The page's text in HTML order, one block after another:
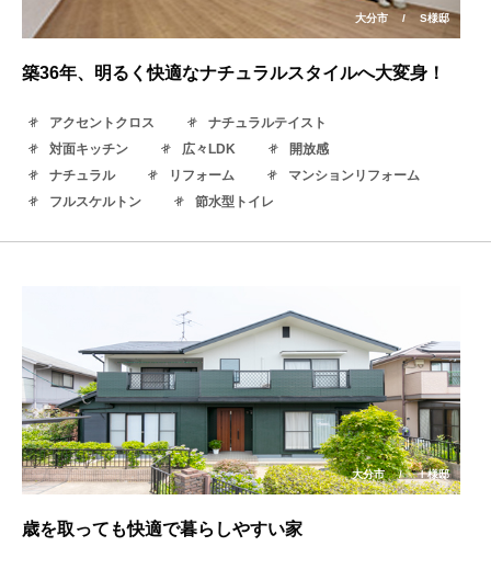
大分市 / S様邸
築36年、明るく快適なナチュラルスタイルへ大変身！
アクセントクロス
ナチュラルテイスト
対面キッチン
広々LDK
開放感
ナチュラル
リフォーム
マンションリフォーム
フルスケルトン
節水型トイレ
大分市 / Ｉ様邸
歳を取っても快適で暮らしやすい家